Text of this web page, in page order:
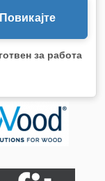
Повикајте
за работа